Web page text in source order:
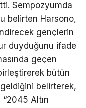
Sempozyumda
belirten Harsono,
gençlerin
duyduğunu ifade
geçen
bütün
belirterek,
Altın